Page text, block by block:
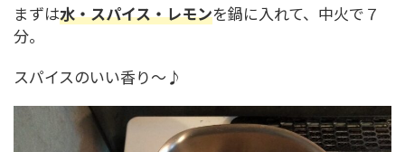
まずは水・スパイス・レモンを鍋に入れて、中火で７
分。
スパイスのいい香り～♪